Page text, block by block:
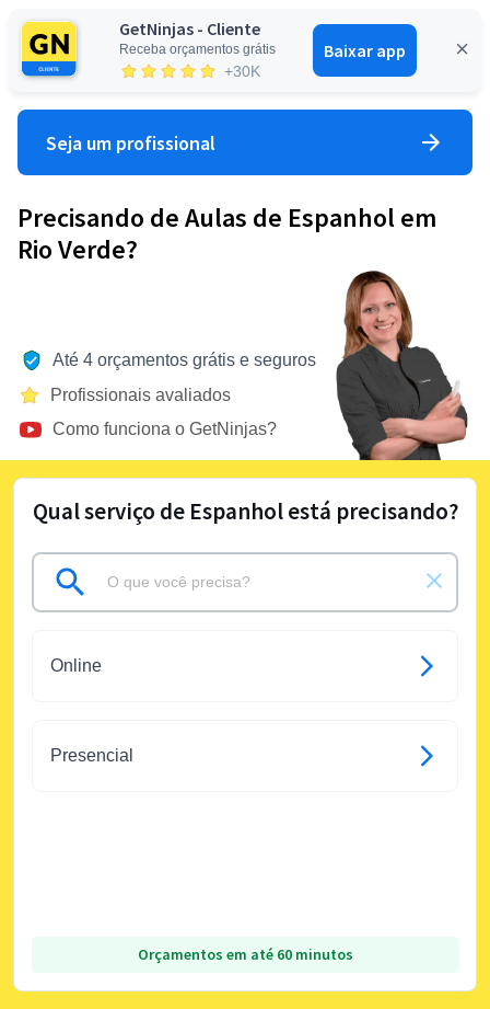
GetNinjas - Cliente
Receba orçamentos grátis
+30K
Baixar app
Entrar
Seja um profissional
Precisando de Aulas de Espanhol em
Rio Verde?
Até 4 orçamentos grátis e seguros
Profissionais avaliados
Como funciona o GetNinjas?
Qual serviço de Espanhol está precisando?
Online
Presencial
Orçamentos em até 60 minutos